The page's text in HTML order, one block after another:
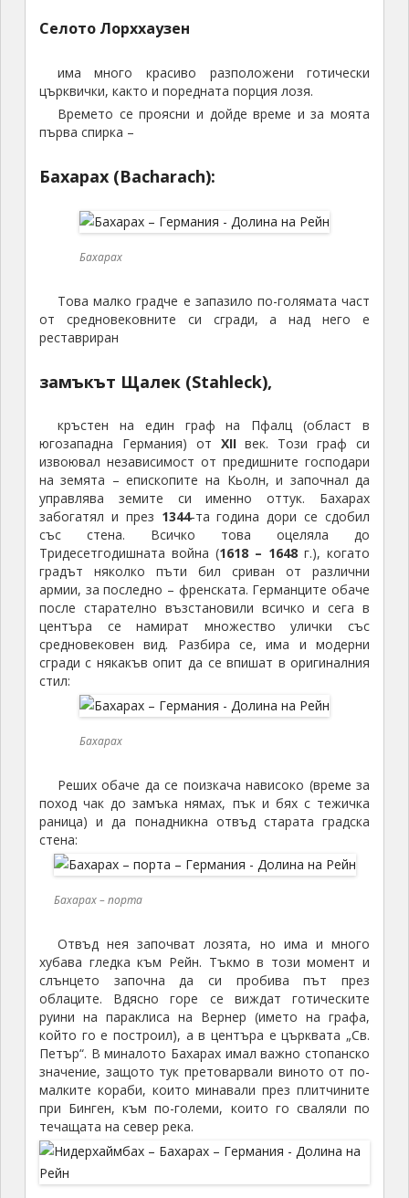
Селото Лорххаузен
има много красиво разположени готически
църквички, както и поредната порция лозя.
Времето се проясни и дойде време и за моята
първа спирка –
Бахарах (Bacharach):
Бахарах
Това малко градче е запазило по-голямата част
от средновековните си сгради, а над него е
реставриран
замъкът Щалек (Stahleck),
кръстен на един граф на Пфалц (област в
югозападна Германия) от XIIвек. Този граф си
извоювал независимост от предишните господари
на земята – епископите на Кьолн, и започнал да
управлява земите си именно оттук. Бахарах
забогатял и през 1344-та година дори се сдобил
със стена. Всичко това оцеляла до
Тридесетгодишната война (1618 – 1648г.), когато
градът няколко пъти бил сриван от различни
армии, за последно – френската. Германците обаче
после старателно възстановили всичко и сега в
центъра се намират множество улички със
средновековен вид. Разбира се, има и модерни
сгради с някакъв опит да се впишат в оригиналния
стил:
Бахарах
Реших обаче да се поизкача нависоко (време за
поход чак до замъка нямах, пък и бях с тежичка
раница) и да понадникна отвъд старата градска
стена:
Бахарах – порта
Отвъд нея започват лозята, но има и много
хубава гледка към Рейн. Тъкмо в този момент и
слънцето започна да си пробива път през
облаците. Вдясно горе се виждат готическите
руини на параклиса на Вернер (името на графа,
който го е построил), а в центъра е църквата „Св.
Петър“. В миналото Бахарах имал важно стопанско
значение, защото тук претоварвали виното от по-
малките кораби, които минавали през плитчините
при Бинген, към по-големи, които го сваляли по
течащата на север река.